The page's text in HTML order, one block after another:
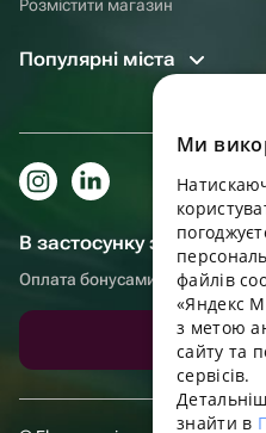
Розмістити магазин
Популярні міста
В застосунку зручніше!
Оплата бонусами, самовивіз,
Ми
файлів
«Яндекс
з метою
сайту та
сервісів.
знайти в